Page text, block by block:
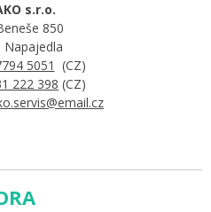
s.r.o.
850
Napajedla
5051 (CZ)
222 398 (CZ)